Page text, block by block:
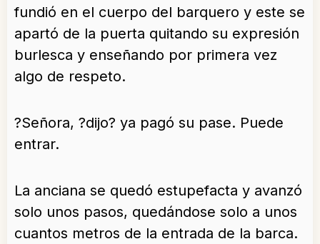
fundió en el cuerpo del barquero y este se
apartó de la puerta quitando su expresión
burlesca y enseñando por primera vez
algo de respeto.
?Señora, ?dijo? ya pagó su pase. Puede
entrar.
La anciana se quedó estupefacta y avanzó
solo unos pasos, quedándose solo a unos
cuantos metros de la entrada de la barca.